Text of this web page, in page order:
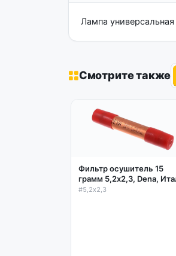
Лампа
Смотрите также
Фильтр осушитель 15
грамм 5,2х2,3, Dena,
#5,2х2,3